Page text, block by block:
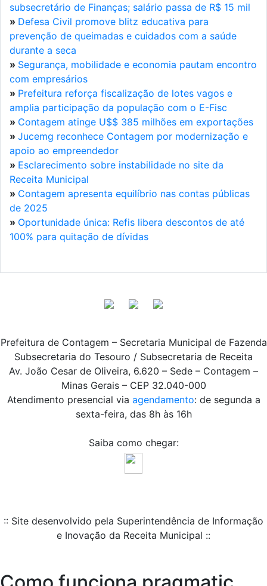
subsecretário de Finanças; salário passa de R$ 15 mil
» Defesa Civil promove blitz educativa para
prevenção de queimadas e cuidados com a saúde
durante a seca
» Segurança, mobilidade e economia pautam encontro
com empresários
» Prefeitura reforça fiscalização de lotes vagos e
amplia participação da população com o E-Fisc
» Contagem atinge U$$ 385 milhões em exportações
» Jucemg reconhece Contagem por modernização e
apoio ao empreendedor
» Esclarecimento sobre instabilidade no site da
Receita Municipal
» Contagem apresenta equilíbrio nas contas públicas
de 2025
» Oportunidade única: Refis libera descontos de até
100% para quitação de dívidas
Prefeitura de Contagem – Secretaria Municipal de Fazenda
Subsecretaria do Tesouro / Subsecretaria de Receita
Av. João Cesar de Oliveira, 6.620 – Sede – Contagem –
Minas Gerais – CEP 32.040-000
Atendimento presencial via agendamento: de segunda a
sexta-feira, das 8h às 16h
Saiba como chegar:
:: Site desenvolvido pela Superintendência de Informação
e Inovação da Receita Municipal ::